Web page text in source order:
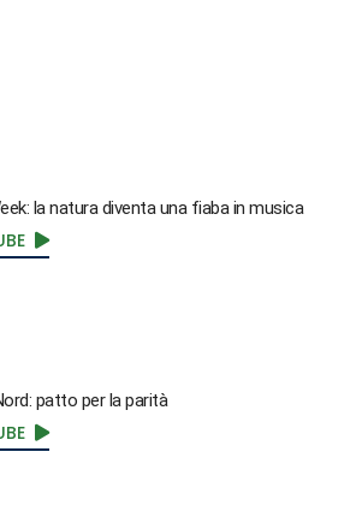
la natura diventa una fiaba in musica
patto per la parità